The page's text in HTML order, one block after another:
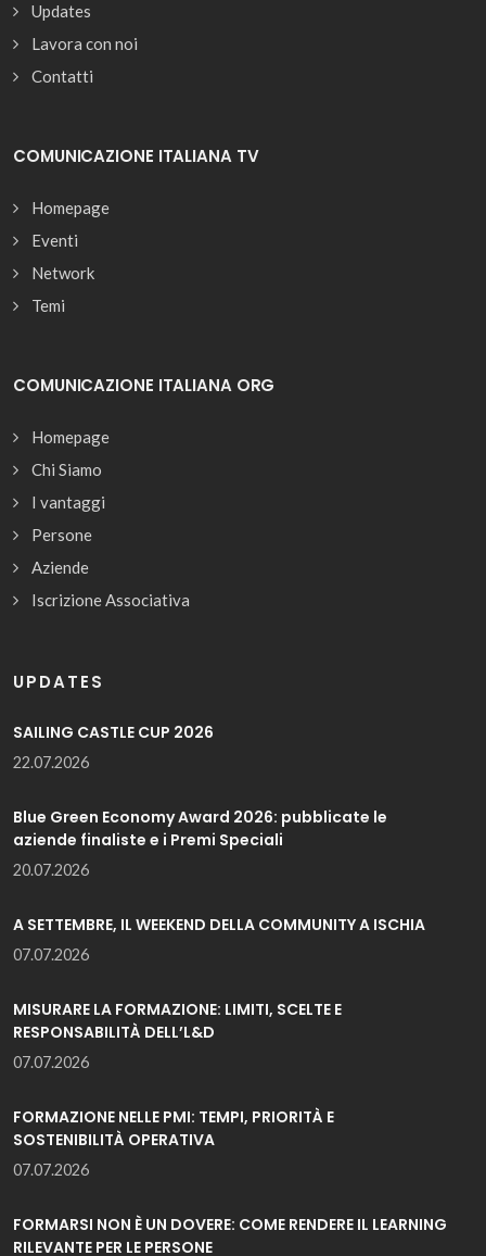
Updates
Lavora con noi
Contatti
COMUNICAZIONE ITALIANA TV
Homepage
Eventi
Network
Temi
COMUNICAZIONE ITALIANA ORG
Homepage
Chi Siamo
I vantaggi
Persone
Aziende
Iscrizione Associativa
UPDATES
SAILING CASTLE CUP 2026
22.07.2026
Blue Green Economy Award 2026: pubblicate le
aziende finaliste e i Premi Speciali
20.07.2026
A SETTEMBRE, IL WEEKEND DELLA COMMUNITY A ISCHIA
07.07.2026
MISURARE LA FORMAZIONE: LIMITI, SCELTE E
RESPONSABILITÀ DELL’L&D
07.07.2026
FORMAZIONE NELLE PMI: TEMPI, PRIORITÀ E
SOSTENIBILITÀ OPERATIVA
07.07.2026
FORMARSI NON È UN DOVERE: COME RENDERE IL LEARNING
RILEVANTE PER LE PERSONE